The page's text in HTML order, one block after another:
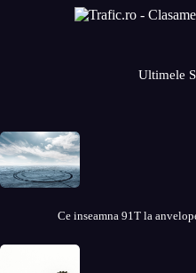
Ultimele
Ce inseamna 91T la